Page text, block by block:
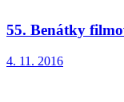
55. Benátky
4. 11. 2016